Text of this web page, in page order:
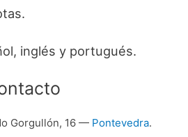
inglés y portugués.
Gorgullón, 16 — Pontevedra.